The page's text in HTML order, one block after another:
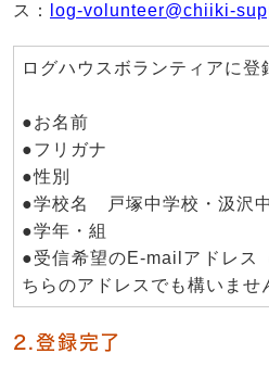
ス：
log-volunteer@chiiki-
ログハウスボランティアに登
●お名前
●フリガナ
●性別
●学校名 戸塚中学校・汲沢
●学年・組
●受信希望のE-mailアドレス
ちらのアドレスでも構いませ
2.登録完了